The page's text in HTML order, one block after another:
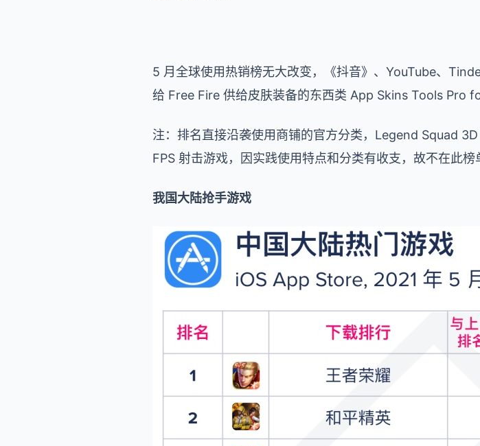
5 月全球使用热销榜无大改变，《抖音》、YouTube、
给 Free Fire 供给皮肤装备的东西类 App Skins Tools Pro
注：排名直接沿袭使用商铺的官方分类，Legend Squad
FPS 射击游戏，因实践使用特点和分类有收支，故不在此榜
我国大陆抢手游戏